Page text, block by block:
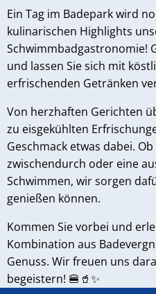
Ein Tag im Badepark wird
kulinarischen Highlights
Schwimmbadgastronomie!
und lassen Sie sich mit
erfrischenden Getränken
Von herzhaften Gerichten
zu eisgekühlten
Geschmack etwas dabei.
zwischendurch oder eine
Schwimmen, wir sorgen
genießen können.
Kommen Sie vorbei und
Kombination aus
Genuss. Wir freuen uns
begeistern! 🍔🥤✨